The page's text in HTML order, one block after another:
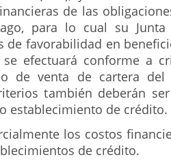
de las
para lo cual su Junta
de favorabilidad en
efectuará conforme a
de venta de cartera del
también deberán
establecimiento de crédito.
los costos
de crédito.